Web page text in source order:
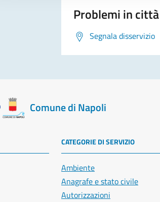
Problemi in città
Segnala disservizio
Comune di Napoli
CATEGORIE DI SERVIZIO
Ambiente
Anagrafe e stato civile
Autorizzazioni